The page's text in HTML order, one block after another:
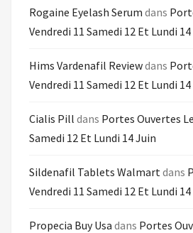
Rogaine Eyelash Serum dans
Vendredi 11 Samedi 12 Et Lundi
Hims Vardenafil Reviewdans
Vendredi 11 Samedi 12 Et Lundi
Cialis Pill dans Portes Ouvertes
Samedi 12 Et Lundi 14 Juin
Sildenafil Tablets Walmartdans
Vendredi 11 Samedi 12 Et Lundi
Propecia Buy Usa dans Portes